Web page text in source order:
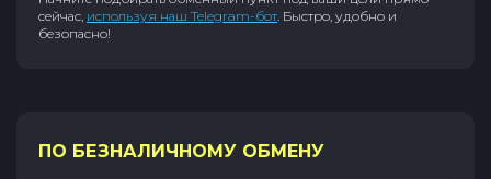
сейчас, используя наш Telegram-бот. Быстро, удобно и
безопасно!
ПО БЕЗНАЛИЧНОМУ ОБМЕНУ